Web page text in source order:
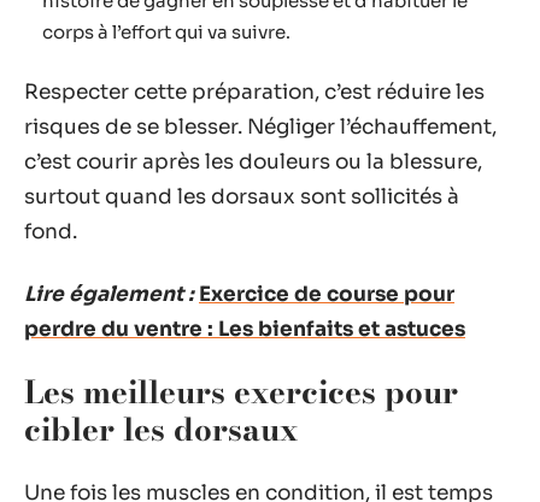
corps à l’effort qui va suivre.
Respecter cette préparation, c’est réduire les
risques de se blesser. Négliger l’échauffement,
c’est courir après les douleurs ou la blessure,
surtout quand les dorsaux sont sollicités à
fond.
Lire également : Exercice de course pour
perdre du ventre : Les bienfaits et astuces
Les meilleurs exercices pour
cibler les dorsaux
Une fois les muscles en condition, il est temps